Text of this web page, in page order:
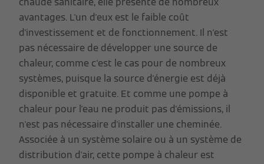
avantages. L'un d'eux est le faible coût
d'investissement et de fonctionnement. Il n'est
pas nécessaire de développer une source de
chaleur, comme c'est le cas pour de nombreux
systèmes, puisque la source d'énergie est déjà
disponible et gratuite. Et comme une pompe à
chaleur pour l'eau ne produit pas d'émissions, il
n'est pas nécessaire d'installer une cheminée.
Associée à un système solaire ou à un système de
distribution d'air, cette pompe à chaleur est